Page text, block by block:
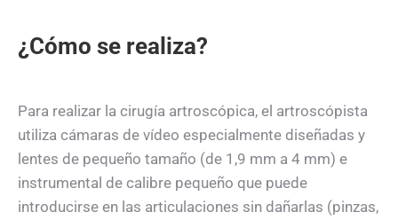
¿Cómo se realiza?
Para realizar la cirugía artroscópica, el artroscópista
utiliza cámaras de vídeo especialmente diseñadas y
lentes de pequeño tamaño (de 1,9 mm a 4 mm) e
instrumental de calibre pequeño que puede
introducirse en las articulaciones sin dañarlas (pinzas,